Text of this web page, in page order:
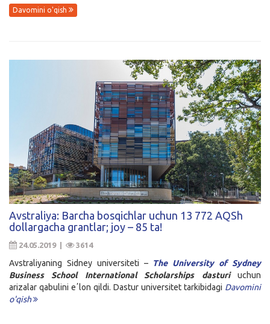
Davomini o'qish
Avstraliya: Barcha bosqichlar uchun 13 772 AQSh
dollargacha grantlar; joy – 85 ta!
24.05.2019 | 3614
Avstraliyaning Sidney universiteti – The University of Sydney
Business School International Scholarships dasturi
uchun
arizalar qabulini eʼlon qildi. Dastur universitet tarkibidagi Davomini
o'qish